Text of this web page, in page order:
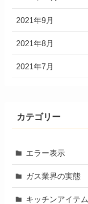
2021年9月
2021年8月
2021年7月
カテゴリー
エラー表示
ガス業界の実態
キッチンアイテム